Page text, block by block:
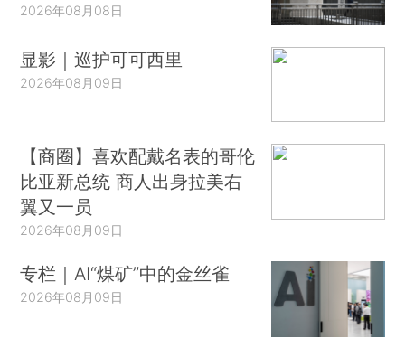
2026年08月08日
显影｜巡护可可西里
2026年08月09日
【商圈】喜欢配戴名表的哥伦
比亚新总统 商人出身拉美右
翼又一员
2026年08月09日
专栏｜AI“煤矿”中的金丝雀
2026年08月09日